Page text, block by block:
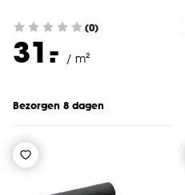
(0)
31.
- / m²
Bezorgen 8 dagen